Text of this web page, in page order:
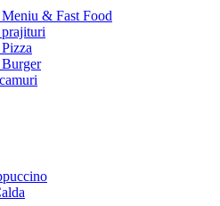
& Fast Food